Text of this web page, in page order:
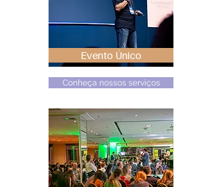
Evento Único
Conheça nossos serviços